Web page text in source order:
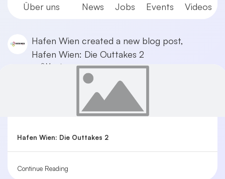
Über uns News Jobs Events Videos
Hafen Wien created a new blog post,
Hafen Wien: Die Outtakes 2
vor 9 Monaten
Hafen Wien: Die Outtakes 2
Continue Reading